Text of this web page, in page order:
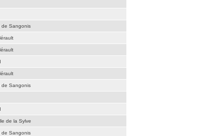
de Sangonis
de Sangonis
de la Sylve
de Sangonis